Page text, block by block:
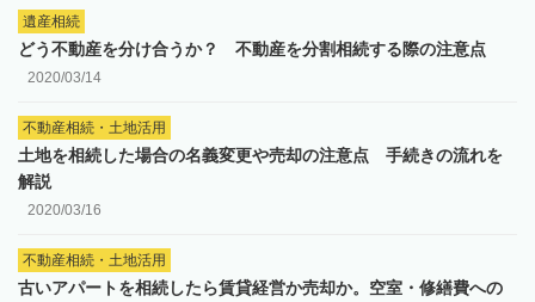
遺産相続
どう不動産を分け合うか？ 不動産を分割相続する際の注意点
2020/03/14
不動産相続・土地活用
土地を相続した場合の名義変更や売却の注意点 手続きの流れを
解説
2020/03/16
不動産相続・土地活用
古いアパートを相続したら賃貸経営か売却か。空室・修繕費への